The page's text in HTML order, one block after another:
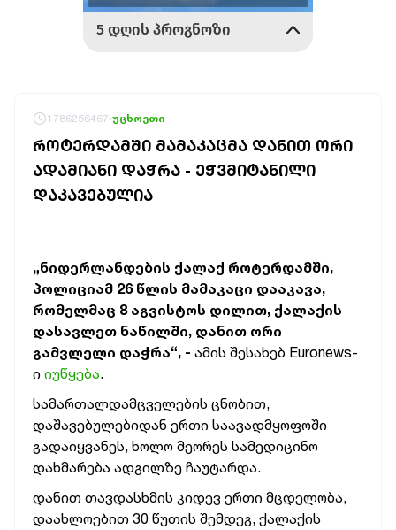
1786256467 უცხოეთი
ᲠᲝᲢᲔᲠᲓᲐᲛᲨᲘ ᲛᲐᲛᲐᲙᲐᲪᲛᲐ ᲓᲐᲜᲘᲗ ᲝᲠᲘ
ᲐᲓᲐᲛᲘᲐᲜᲘ ᲓᲐᲭᲠᲐ - ᲔᲭᲕᲛᲘᲢᲐᲜᲘᲚᲘ
ᲓᲐᲙᲐᲕᲔᲑᲣᲚᲘᲐ
„ნიდერლანდების ქალაქ როტერდამში,
პოლიციამ 26 წლის მამაკაცი დააკავა,
რომელმაც 8 აგვისტოს დილით, ქალაქის
დასავლეთ ნაწილში, დანით ორი
გამვლელი დაჭრა“, - ამის შესახებ Euronews-
ი იუწყება.
სამართალდამცველების ცნობით,
დაშავებულებიდან ერთი საავადმყოფოში
გადაიყვანეს, ხოლო მეორეს სამედიცინო
დახმარება ადგილზე ჩაუტარდა.
დანით თავდასხმის კიდევ ერთი მცდელობა,
დაახლოებით 30 წუთის შემდეგ, ქალაქის